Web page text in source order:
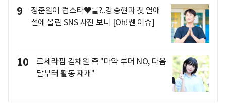
9
정준원이 럽스타♥를?..강승현과 첫 열애
설에 올린 SNS 사진 보니 [Oh!쎈 이슈]
10
르세라핌 김채원 측 "마약 루머 NO, 다음
달부터 활동 재개"